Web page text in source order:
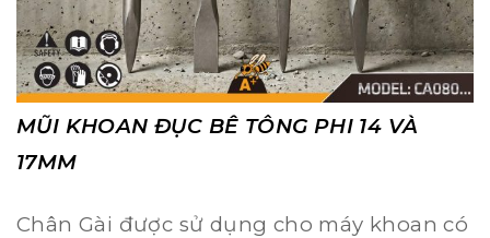
MŨI KHOAN ĐỤC BÊ TÔNG PHI 14 VÀ
17MM
Chân Gài được sử dụng cho máy khoan có